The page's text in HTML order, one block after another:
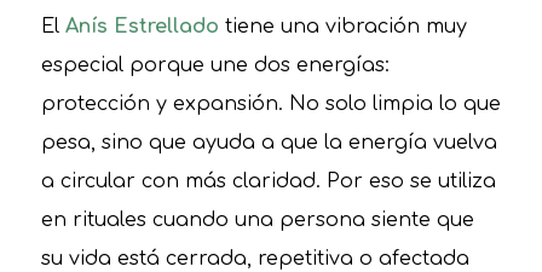
El Anís Estrellado tiene una vibración muy
especial porque une dos energías:
protección y expansión. No solo limpia lo que
pesa, sino que ayuda a que la energía vuelva
a circular con más claridad. Por eso se utiliza
en rituales cuando una persona siente que
su vida está cerrada, repetitiva o afectada